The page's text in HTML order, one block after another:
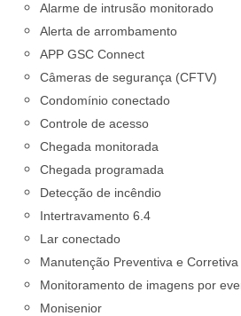
Alarme de intrusão monitorado
Alerta de arrombamento
APP GSC Connect
Câmeras de segurança (CFTV)
Condomínio conectado
Controle de acesso
Chegada monitorada
Chegada programada
Detecção de incêndio
Intertravamento 6.4
Lar conectado
Manutenção Preventiva e Corretiva
Monitoramento de imagens por
Monisenior